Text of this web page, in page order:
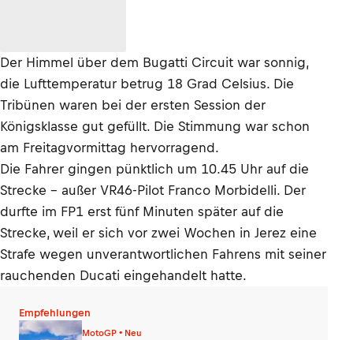
Der Himmel über dem Bugatti Circuit war sonnig,
die Lufttemperatur betrug 18 Grad Celsius. Die
Tribünen waren bei der ersten Session der
Königsklasse gut gefüllt. Die Stimmung war schon
am Freitagvormittag hervorragend.
Die Fahrer gingen pünktlich um 10.45 Uhr auf die
Strecke – außer VR46-Pilot Franco Morbidelli. Der
durfte im FP1 erst fünf Minuten später auf die
Strecke, weil er sich vor zwei Wochen in Jerez eine
Strafe wegen unverantwortlichen Fahrens mit seiner
rauchenden Ducati eingehandelt hatte.
Empfehlungen
MotoGP • Neu